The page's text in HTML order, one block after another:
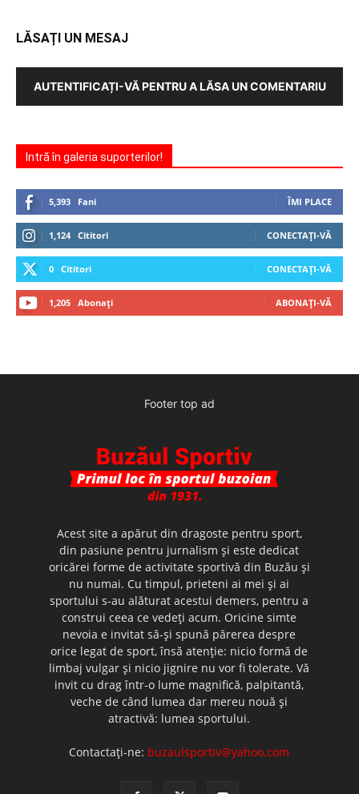
LĂSAȚI UN MESAJ
AUTENTIFICAȚI-VĂ PENTRU A LĂSA UN COMENTARIU
Intră în galeria suporterilor!
5,393 Fani ÎMI PLACE
1,124 Cititori CONECTAȚI-VĂ
0 Cititori CONECTAȚI-VĂ
1,205 Abonați ABONAȚI-VĂ
Footer top ad
Acest site a apărut din dragoste pentru sport,
din pasiune pentru jurnalism şi este dedicat
oricărei forme de activitate sportivă din Buzău şi
nu numai. Cu timpul, prieteni ai mei şi ai
sportului s-au alăturat acestui demers, pentru a
construi ceea ce vedeţi acum. Oricine simte
nevoia e invitat să-şi spună părerea despre
orice legat de sport, însă atenţie: nicio formă de
limbaj vulgar şi nicio jignire nu vor fi tolerate. Vă
invit cu drag într-o lume magnifică, palpitantă,
veche de când lumea dar mereu nouă şi
atractivă: lumea sportului.
Contactați-ne: buzaulsportiv@yahoo.com